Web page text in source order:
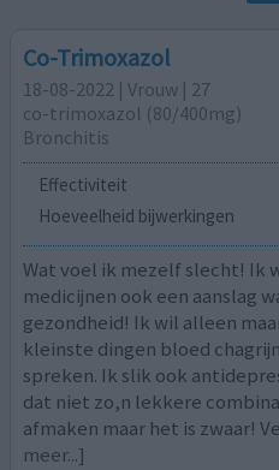
Co-Trimoxazol
18-08-2022 | Vrouw | 27
co-trimoxazol (80/400mg)
Bronchitis
Effectiviteit
Hoeveelheid bijwerkingen
Wat voel ik mezelf slecht! Ik
medicijnen ook een aanslag
gezondheid! Ik wil alleen
kleinste dingen bloed
spreken. Ik slik ook
dat niet zo,n lekkere
afmaken maar het is zwaar!
meer...]